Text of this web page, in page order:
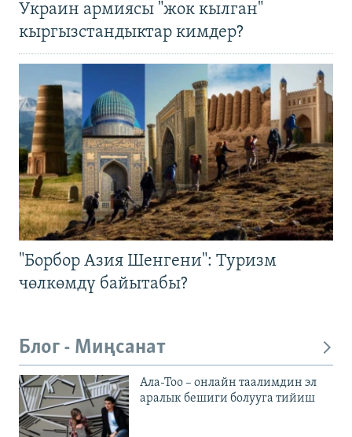
Украин армиясы "жок кылган"
кыргызстандыктар кимдер?
"Борбор Азия Шенгени": Туризм
чөлкөмдү байытабы?
Блог - Миңсанат
Ала-Тоо – онлайн таалимдин эл
аралык бешиги болууга тийиш